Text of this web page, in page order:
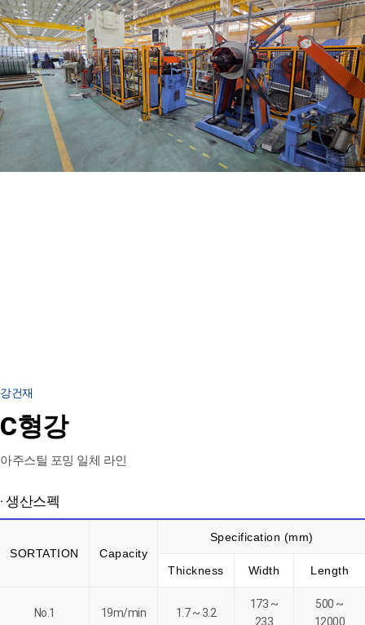
다음
강건재
C형강
아주스틸 포밍 일체 라인
· 생산스펙
SORTATION Capacity
Specification (mm)
Thickness Width Length
No.1 19m/min 1.7 ~ 3.2
173 ~
233
500 ~
12000